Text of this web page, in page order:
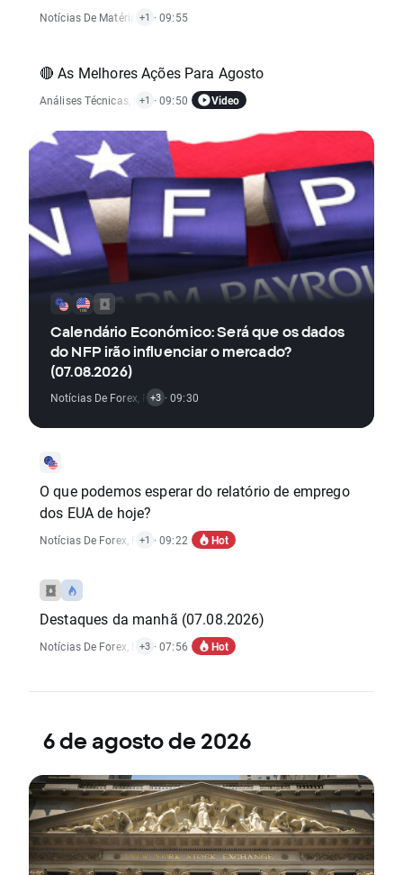
Notícias De Matérias-Primas
+1 · 09:55
🔴 As Melhores Ações Para Agosto
Análises Técnicas Notícias De Ações
+1 · 09:50 Video
Calendário Económico: Será que os dados
do NFP irão influenciar o mercado?
(07.08.2026)
Notícias De Forex Notícias De Matérias-Primas
+3 · 09:30
O que podemos esperar do relatório de emprego
dos EUA de hoje?
Notícias De Forex Relatórios Económicos
+1 · 09:22 Hot
Destaques da manhã (07.08.2026)
Notícias De Forex Notícias De Matérias-Primas
+3 · 07:56 Hot
6 de agosto de 2026